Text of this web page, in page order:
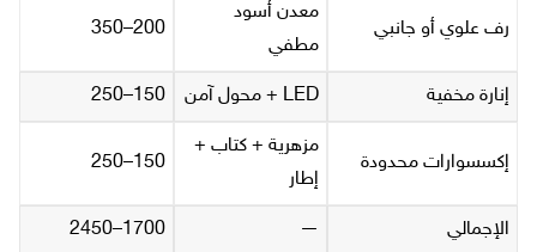
رف علوي أو جانبي
معدن أسود
مطفي
200–350
إنارة مخفية LED + محول آمن 150–250
إكسسوارات محدودة
مزهرية + كتاب +
إطار
150–250
الإجمالي —
1700–2450